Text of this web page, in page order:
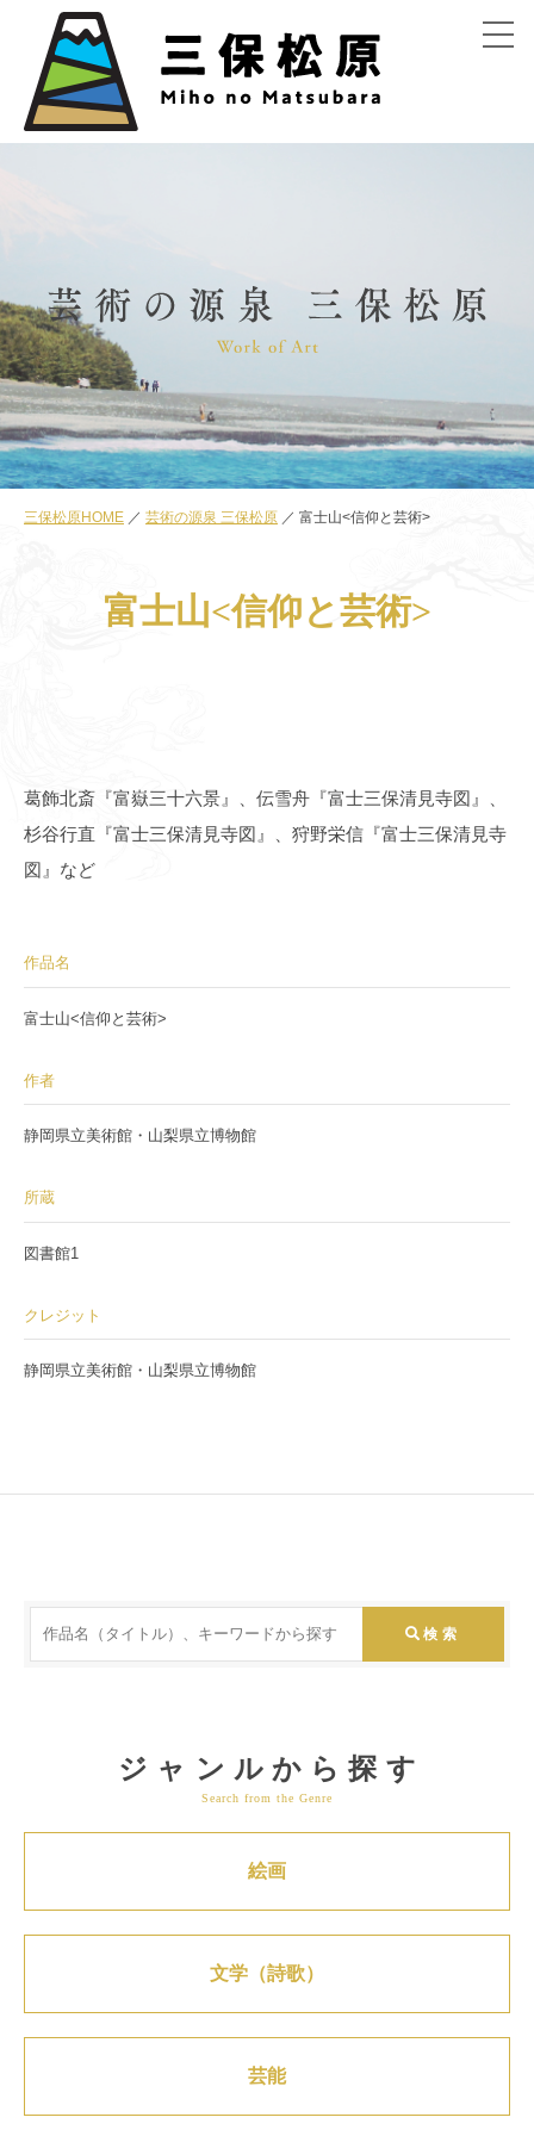
menu
三保松原HOME 芸術の源泉 三保松原 富士山<信仰と芸術>
富士山<信仰と芸術>
葛飾北斎『富嶽三十六景』、伝雪舟『富士三保清見寺図』、
杉谷行直『富士三保清見寺図』、狩野栄信『富士三保清見寺
図』など
作品名
富士山<信仰と芸術>
作者
静岡県立美術館・山梨県立博物館
所蔵
図書館1
クレジット
静岡県立美術館・山梨県立博物館
ジャンルから探す
Search from the Genre
絵画
文学（詩歌）
芸能